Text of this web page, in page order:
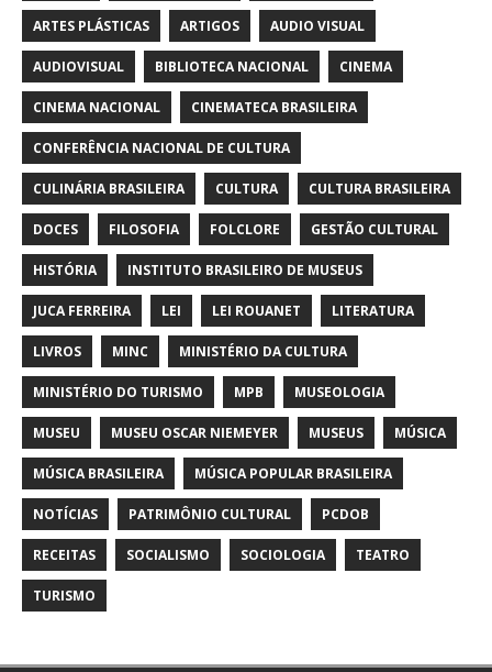
ARTES PLÁSTICAS ARTIGOS AUDIO VISUAL
AUDIOVISUAL BIBLIOTECA NACIONAL CINEMA
CINEMA NACIONAL CINEMATECA BRASILEIRA
CONFERÊNCIA NACIONAL DE CULTURA
CULINÁRIA BRASILEIRA CULTURA CULTURA BRASILEIRA
DOCES FILOSOFIA FOLCLORE GESTÃO CULTURAL
HISTÓRIA INSTITUTO BRASILEIRO DE MUSEUS
JUCA FERREIRA LEI LEI ROUANET LITERATURA
LIVROS MINC MINISTÉRIO DA CULTURA
MINISTÉRIO DO TURISMO MPB MUSEOLOGIA
MUSEU MUSEU OSCAR NIEMEYER MUSEUS MÚSICA
MÚSICA BRASILEIRA MÚSICA POPULAR BRASILEIRA
NOTÍCIAS PATRIMÔNIO CULTURAL PCDOB
RECEITAS SOCIALISMO SOCIOLOGIA TEATRO
TURISMO